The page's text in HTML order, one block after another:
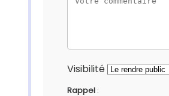
Visibilité
Rappel :